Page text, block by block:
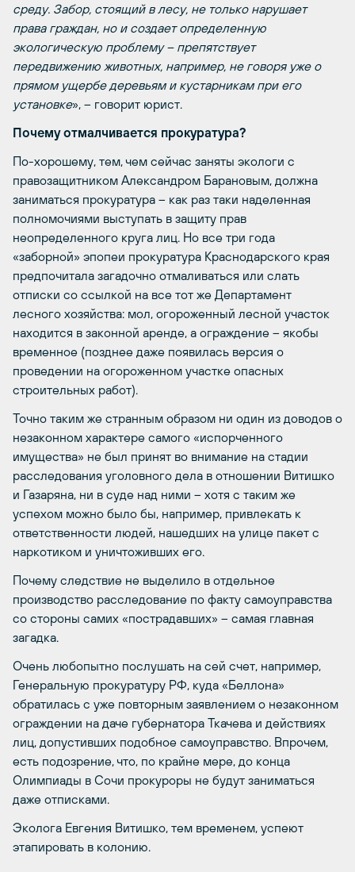
среду. Забор, стоящий в лесу, не только нарушает
права граждан, но и создает определенную
экологическую проблему – препятствует
передвижению животных, например, не говоря уже о
прямом ущербе деревьям и кустарникам при его
установке», – говорит юрист.
Почему отмалчивается прокуратура?
По-хорошему, тем, чем сейчас заняты экологи с
правозащитником Александром Барановым, должна
заниматься прокуратура – как раз таки наделенная
полномочиями выступать в защиту прав
неопределенного круга лиц. Но все три года
«заборной» эпопеи прокуратура Краснодарского края
предпочитала загадочно отмаливаться или слать
отписки со ссылкой на все тот же Департамент
лесного хозяйства: мол, огороженный лесной участок
находится в законной аренде, а ограждение – якобы
временное (позднее даже появилась версия о
проведении на огороженном участке опасных
строительных работ).
Точно таким же странным образом ни один из доводов о
незаконном характере самого «испорченного
имущества» не был принят во внимание на стадии
расследования уголовного дела в отношении Витишко
и Газаряна, ни в суде над ними – хотя с таким же
успехом можно было бы, например, привлекать к
ответственности людей, нашедших на улице пакет с
наркотиком и уничтоживших его.
Почему следствие не выделило в отдельное
производство расследование по факту самоуправства
со стороны самих «пострадавших» – самая главная
загадка.
Очень любопытно послушать на сей счет, например,
Генеральную прокуратуру РФ, куда «Беллона»
обратилась с уже повторным заявлением о незаконном
ограждении на даче губернатора Ткачева и действиях
лиц, допустивших подобное самоуправство. Впрочем,
есть подозрение, что, по крайне мере, до конца
Олимпиады в Сочи прокуроры не будут заниматься
даже отписками.
Эколога Евгения Витишко, тем временем, успеют
этапировать в колонию.